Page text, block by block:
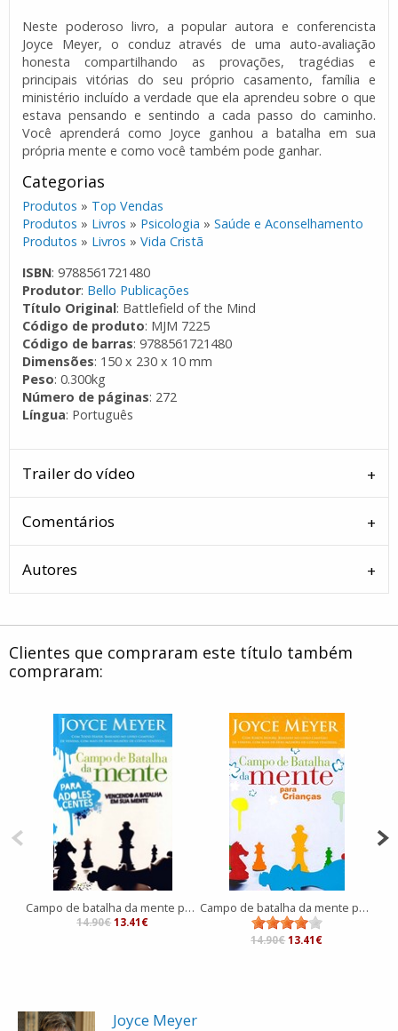
Neste poderoso livro, a popular autora e conferencista
Joyce Meyer, o conduz através de uma auto-avaliação
honesta compartilhando as provações, tragédias e
principais vitórias do seu próprio casamento, família e
ministério incluído a verdade que ela aprendeu sobre o que
estava pensando e sentindo a cada passo do caminho.
Você aprenderá como Joyce ganhou a batalha em sua
própria mente e como você também pode ganhar.
Categorias
Produtos » Top Vendas
Produtos » Livros » Psicologia »Saúde e Aconselhamento
Produtos » Livros »Vida Cristã
ISBN: 9788561721480
Produtor: Bello Publicações
Título Original: Battlefield of the Mind
Código de produto: MJM 7225
Código de barras: 9788561721480
Dimensões: 150 x 230 x 10 mm
Peso: 0.300kg
Número de páginas: 272
Língua: Português
Trailer do vídeo
Comentários
Autores
Clientes que compraram este título também
compraram:
Campo de batalha da mente para adolescentes
14.90€ 13.41€
Campo de batalha da mente para crianças
14.90€ 13.41€
Joyce Meyer